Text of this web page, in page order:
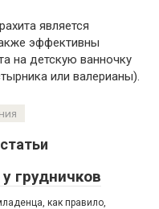
является
эффективны
на детскую ванночку
или валерианы).
грудничков
как правило,